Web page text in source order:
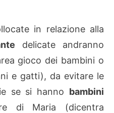
in relazione alla
delicate andranno
gioco dei bambini o
e gatti), da evitare le
se si hanno bambini
di Maria (dicentra